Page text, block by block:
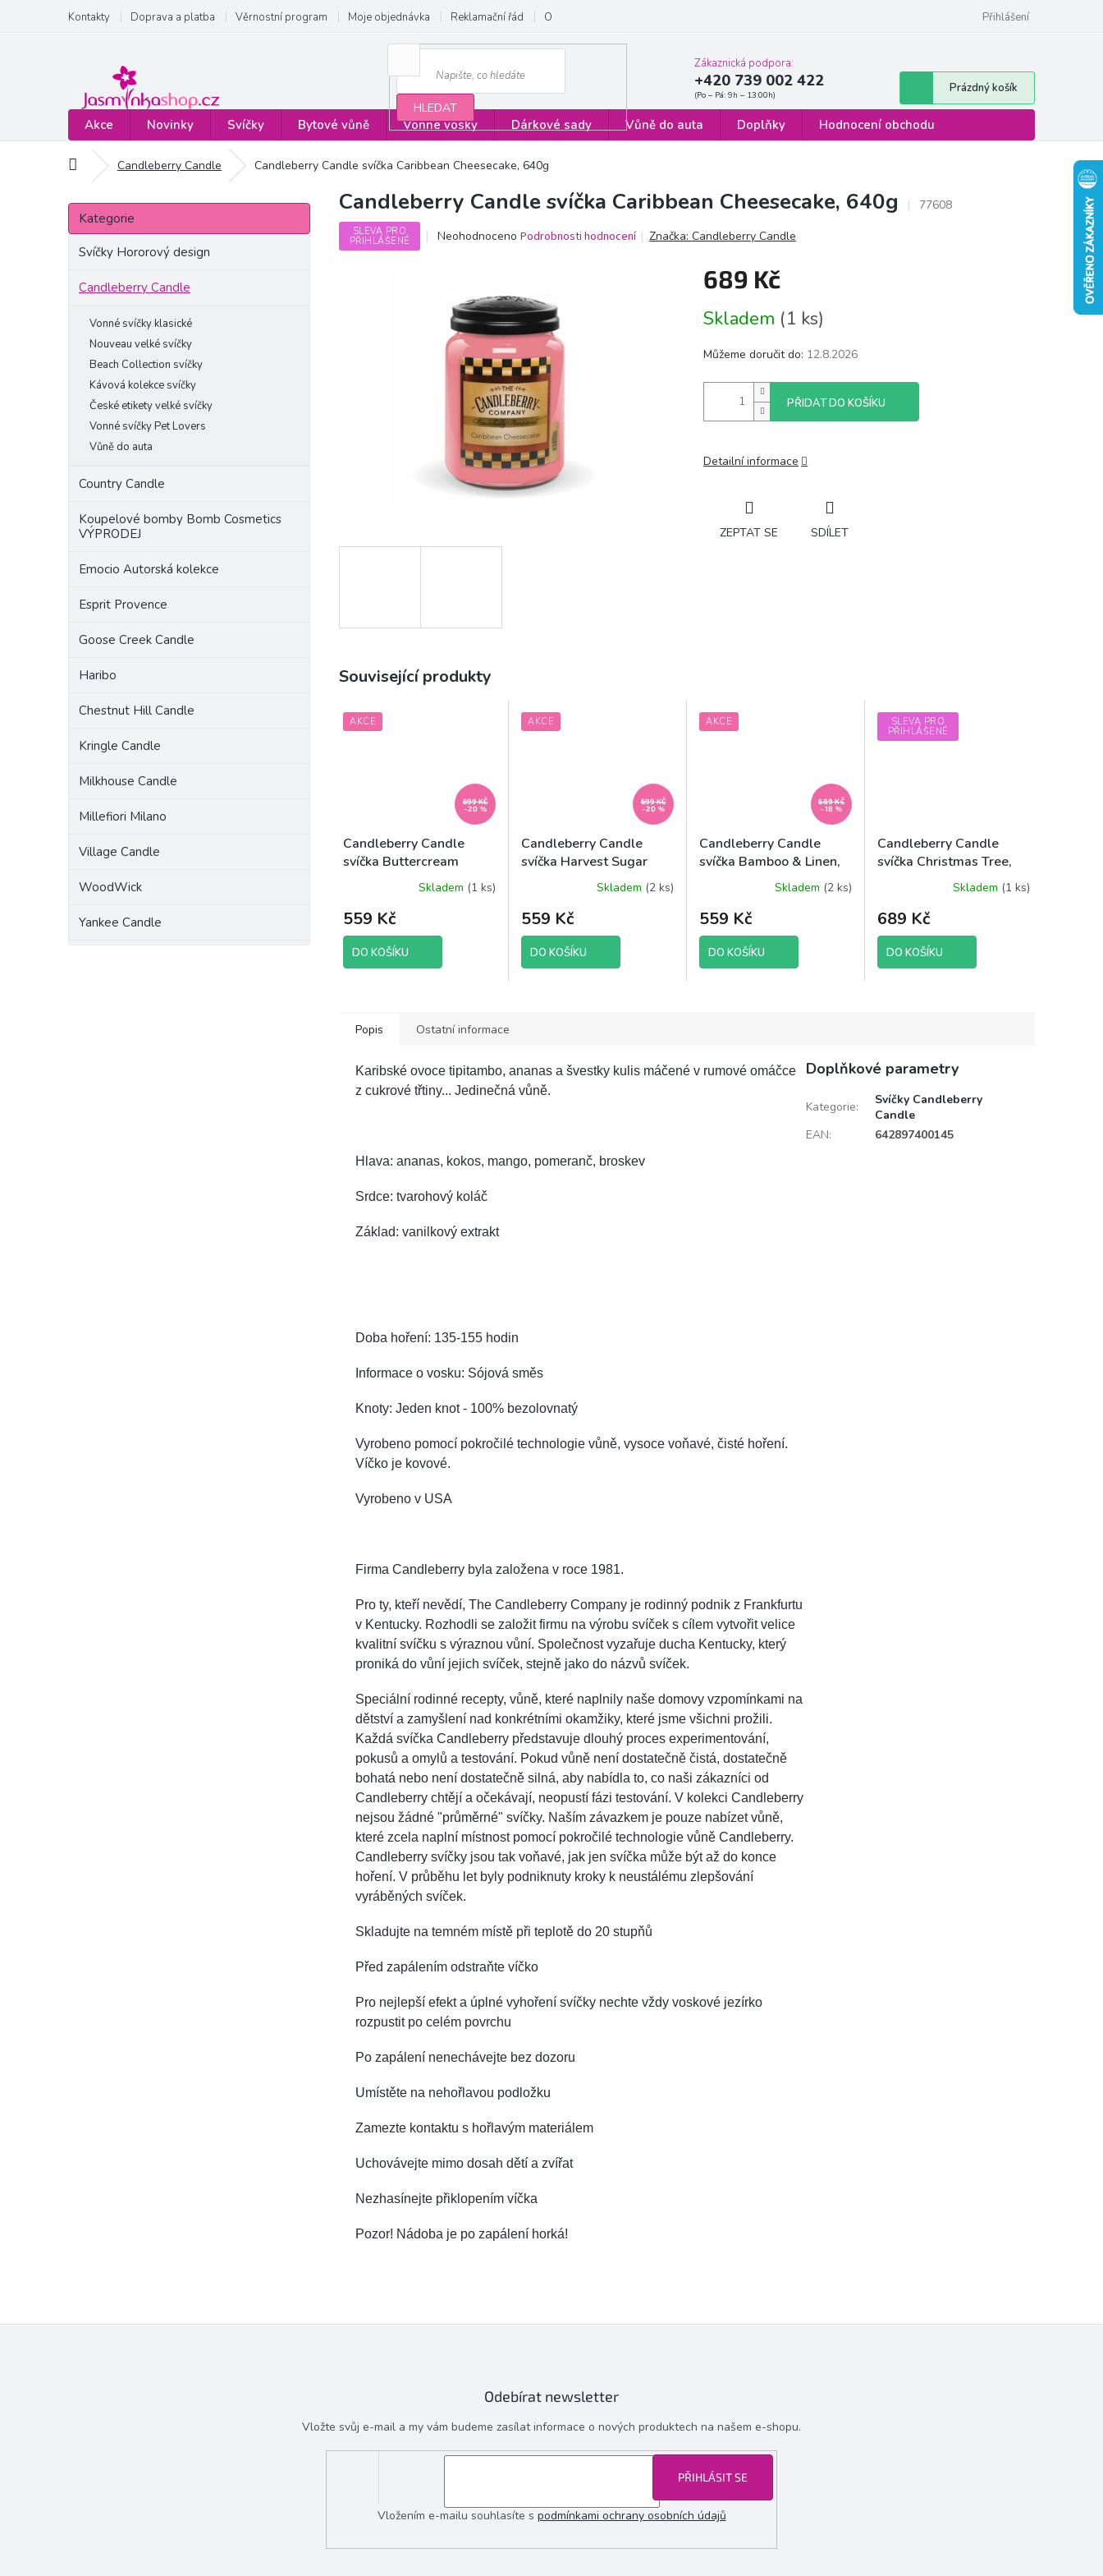
obsah
Kontakty Doprava a platba Věrnostní program Moje objednávka Reklamační řád Obchodní podmínky Formulář pro odstoupení od smlouvy
Přihlášení
HLEDAT
Zákaznická podpora:
+420 739 002 422
Nákupní
košík
Prázdný košík
Akce Novinky Svíčky Bytové vůně Vonné vosky Dárkové sady Vůně do auta Doplňky Hodnocení obchodu
Domů Candleberry Candle Candleberry Candle svíčka Caribbean Cheesecake, 640g
P
s
Přeskočit
kategorie
Kategorie
Svíčky Hororový design
Candleberry Candle
Vonné svíčky klasické
Nouveau velké svíčky
Beach Collection svíčky
Kávová kolekce svíčky
České etikety velké svíčky
Vonné svíčky Pet Lovers
Vůně do auta
Country Candle
Koupelové bomby Bomb Cosmetics
VÝPRODEJ
Emocio Autorská kolekce
Esprit Provence
Goose Creek Candle
Haribo
Chestnut Hill Candle
Kringle Candle
Milkhouse Candle
Millefiori Milano
Village Candle
WoodWick
Yankee Candle
Candleberry Candle svíčka Caribbean Cheesecake, 640g 77608
SLEVA PRO
PŘIHLÁŠENÉ
Průměrné
hvězdiček.
Neohodnoceno Podrobnosti hodnocení Značka:Candleberry Candle
689 Kč
cena:
Skladem (1 ks)
Můžeme doručit do: 12.8.2026
PŘIDAT DO KOŠÍKU
Detailní informace
ZEPTAT SE SDÍLET
Související produkty
AKCE
699 KČ
–20 %
Candleberry Candle
svíčka Buttercream
Snickerdoodle, 624 g
Skladem (1 ks)
559 Kč
DO KOŠÍKU
AKCE
699 KČ
–20 %
Candleberry Candle
svíčka Harvest Sugar
Cookie, 624 gSkladem (2 ks)
559 Kč
DO KOŠÍKU
AKCE
689 KČ
–18 %
Candleberry Candle
svíčka Bamboo & Linen,
Skladem (2 ks)
559 Kč
DO KOŠÍKU
SLEVA PRO
PŘIHLÁŠENÉ
Candleberry Candle
svíčka Christmas Tree,
Skladem (1 ks)
689 Kč
DO KOŠÍKU
Popis Ostatní informace
Karibské ovoce tipitambo, ananas a švestky kulis máčené v rumové omáčce
z cukrové třtiny... Jedinečná vůně.
Hlava: ananas, kokos, mango, pomeranč, broskev
Srdce: tvarohový koláč
Základ: vanilkový extrakt
Doba hoření: 135-155 hodin
Informace o vosku: Sójová směs
Knoty: Jeden knot - 100% bezolovnatý
Vyrobeno pomocí pokročilé technologie vůně, vysoce voňavé, čisté hoření.
Víčko je kovové.
Vyrobeno v USA
Firma Candleberry byla založena v roce 1981.
Pro ty, kteří nevědí, The Candleberry Company je rodinný podnik z Frankfurtu
v Kentucky. Rozhodli se založit firmu na výrobu svíček s cílem vytvořit velice
kvalitní svíčku s výraznou vůní. Společnost vyzařuje ducha Kentucky, který
proniká do vůní jejich svíček, stejně jako do názvů svíček.
Speciální rodinné recepty, vůně, které naplnily naše domovy vzpomínkami na
dětství a zamyšlení nad konkrétními okamžiky, které jsme všichni prožili.
Každá svíčka Candleberry představuje dlouhý proces experimentování,
pokusů a omylů a testování. Pokud vůně není dostatečně čistá, dostatečně
bohatá nebo není dostatečně silná, aby nabídla to, co naši zákazníci od
Candleberry chtějí a očekávají, neopustí fázi testování. V kolekci Candleberry
nejsou žádné "průměrné" svíčky. Naším závazkem je pouze nabízet vůně,
které zcela naplní místnost pomocí pokročilé technologie vůně Candleberry.
Candleberry svíčky jsou tak voňavé, jak jen svíčka může být až do konce
hoření. V průběhu let byly podniknuty kroky k neustálému zlepšování
vyráběných svíček.
Skladujte na temném místě při teplotě do 20 stupňů
Před zapálením odstraňte víčko
Pro nejlepší efekt a úplné vyhoření svíčky nechte vždy voskové jezírko
rozpustit po celém povrchu
Po zapálení nenechávejte bez dozoru
Umístěte na nehořlavou podložku
Zamezte kontaktu s hořlavým materiálem
Uchovávejte mimo dosah dětí a zvířat
Nezhasínejte přiklopením víčka
Pozor! Nádoba je po zapálení horká!
Doplňkové parametry
Kategorie:
Svíčky Candleberry
Candle
EAN: 642897400145
Odebírat newsletter
Vložte svůj e-mail a my vám budeme zasílat informace o nových produktech na našem e-shopu.
Vložením e-mailu souhlasíte s podmínkami ochrany osobních údajů
PŘIHLÁSIT SE